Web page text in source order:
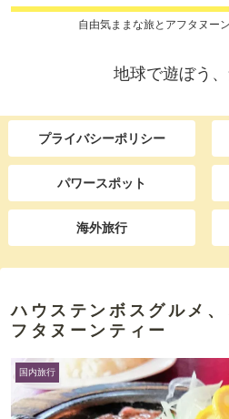
自由気ままな旅とアフタヌー
地球で遊ぼう
プライバシーポリシー
パワースポット
海外旅行
ハウステンボスグルメ
フタヌーンティー
国内旅行